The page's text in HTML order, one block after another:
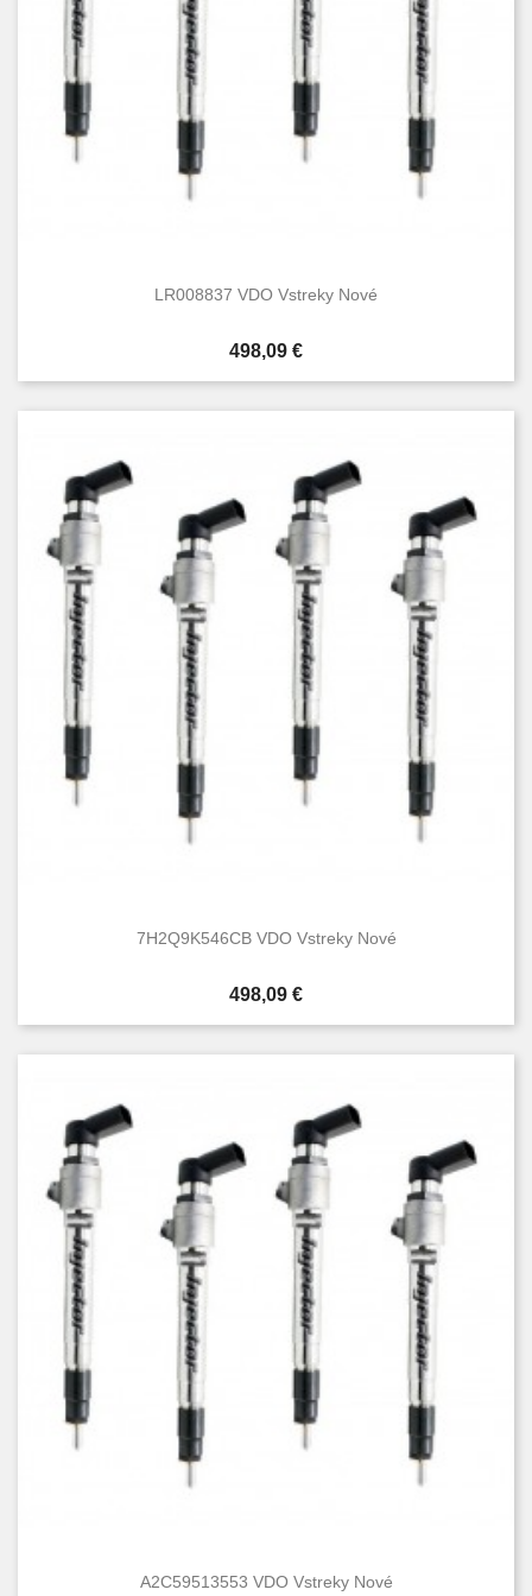
LR008837 VDO Vstreky Nové
Cena
498,09 €
7H2Q9K546CB VDO Vstreky Nové
Cena
498,09 €
A2C59513553 VDO Vstreky Nové